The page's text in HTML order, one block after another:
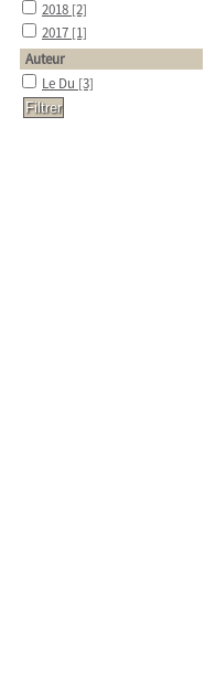
2018 [2]
2017 [1]
Auteur
Le Du [3]